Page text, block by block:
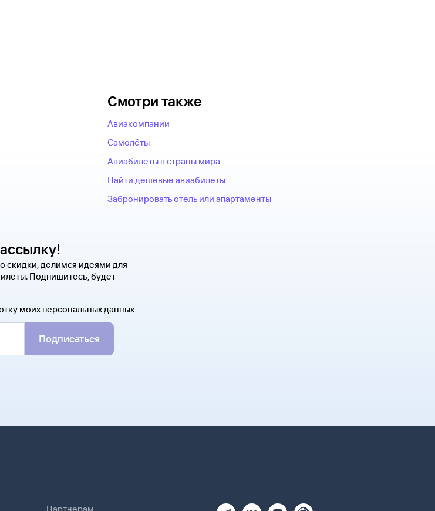
Смотри также
Авиакомпании
Самолёты
Авиабилеты в страны мира
Найти дешевые авиабилеты
Забронировать отель или апартаменты
скидки, делимся идеями для
Подпишитесь, будет
моих персональных данных
Подписаться